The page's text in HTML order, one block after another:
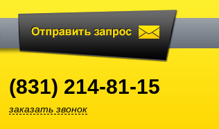
(831) 214-81-15
заказать звонок